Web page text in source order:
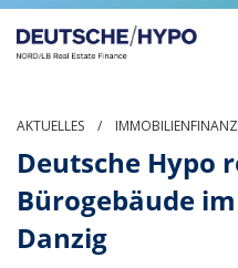
AKTUELLES /
Deutsche Hypo
Bürogebäude
Danzig